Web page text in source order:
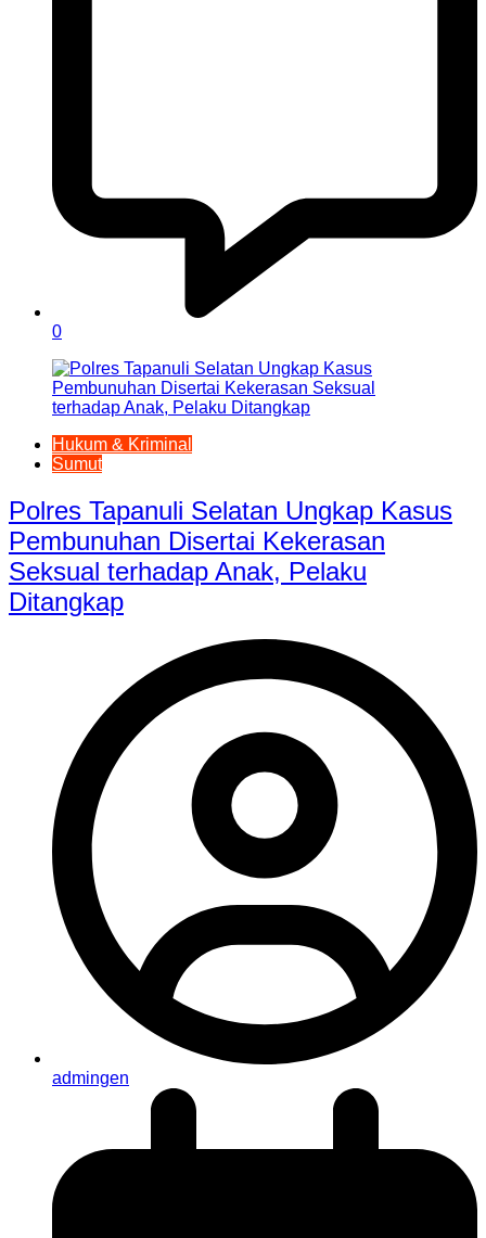
0
Hukum & Kriminal
Sumut
Polres Tapanuli Selatan Ungkap Kasus
Pembunuhan Disertai Kekerasan
Seksual terhadap Anak, Pelaku
Ditangkap
admingen